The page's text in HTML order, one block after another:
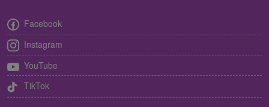
Facebook
Instagram
YouTube
TikTok